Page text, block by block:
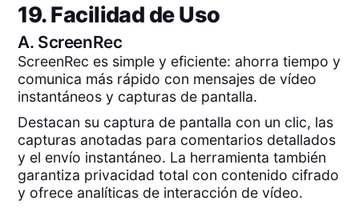
19. Facilidad de Uso
A. ScreenRec
ScreenRec es simple y eficiente: ahorra tiempo y
comunica más rápido con mensajes de vídeo
instantáneos y capturas de pantalla.
Destacan su captura de pantalla con un clic, las
capturas anotadas para comentarios detallados
y el envío instantáneo. La herramienta también
garantiza privacidad total con contenido cifrado
y ofrece analíticas de interacción de vídeo.